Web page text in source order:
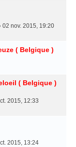
02 nov. 2015, 19:20
( Belgique )
( Belgique )
2015, 12:33
2015, 13:24